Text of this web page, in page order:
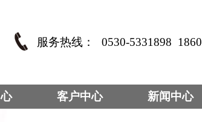
服务热线： 0530-5331898
客户中心 新闻中心